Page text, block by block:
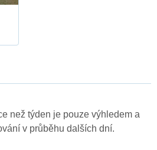
než týden je pouze výhledem a
v průběhu dalších dní.